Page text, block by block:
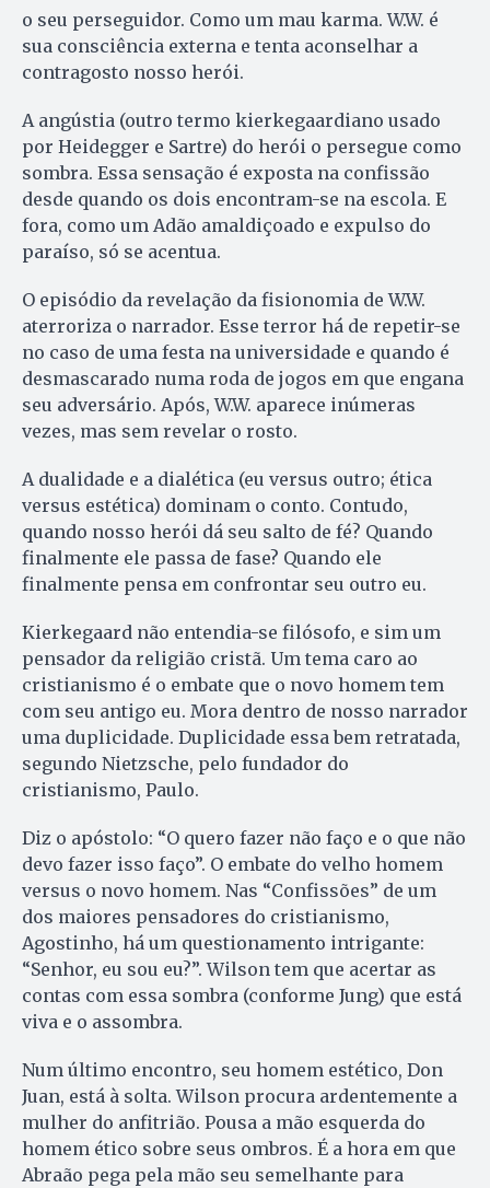
o seu perseguidor. Como um mau karma. W.W. é
sua consciência externa e tenta aconselhar a
contragosto nosso herói.
A angústia (outro termo kierkegaardiano usado
por Heidegger e Sartre) do herói o persegue como
sombra. Essa sensação é exposta na confissão
desde quando os dois encontram-se na escola. E
fora, como um Adão amaldiçoado e expulso do
paraíso, só se acentua.
O episódio da revelação da fisionomia de W.W.
aterroriza o narrador. Esse terror há de repetir-se
no caso de uma festa na universidade e quando é
desmascarado numa roda de jogos em que engana
seu adversário. Após, W.W. aparece inúmeras
vezes, mas sem revelar o rosto.
A dualidade e a dialética (eu versus outro; ética
versus estética) dominam o conto. Contudo,
quando nosso herói dá seu salto de fé? Quando
finalmente ele passa de fase? Quando ele
finalmente pensa em confrontar seu outro eu.
Kierkegaard não entendia-se filósofo, e sim um
pensador da religião cristã. Um tema caro ao
cristianismo é o embate que o novo homem tem
com seu antigo eu. Mora dentro de nosso narrador
uma duplicidade. Duplicidade essa bem retratada,
segundo Nietzsche, pelo fundador do
cristianismo, Paulo.
Diz o apóstolo: “O quero fazer não faço e o que não
devo fazer isso faço”. O embate do velho homem
versus o novo homem. Nas “Confissões” de um
dos maiores pensadores do cristianismo,
Agostinho, há um questionamento intrigante:
“Senhor, eu sou eu?”. Wilson tem que acertar as
contas com essa sombra (conforme Jung) que está
viva e o assombra.
Num último encontro, seu homem estético, Don
Juan, está à solta. Wilson procura ardentemente a
mulher do anfitrião. Pousa a mão esquerda do
homem ético sobre seus ombros. É a hora em que
Abraão pega pela mão seu semelhante para